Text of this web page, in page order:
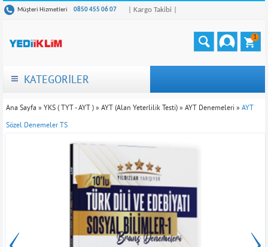
Müşteri Hizmetleri 0850 455 06 07 | Kargo Takibi |
1
KATEGORİLER
Ana Sayfa » YKS ( TYT - AYT ) » AYT (Alan Yeterlilik Testi) » AYT Denemeleri » AYT
Sözel Denemeler TS